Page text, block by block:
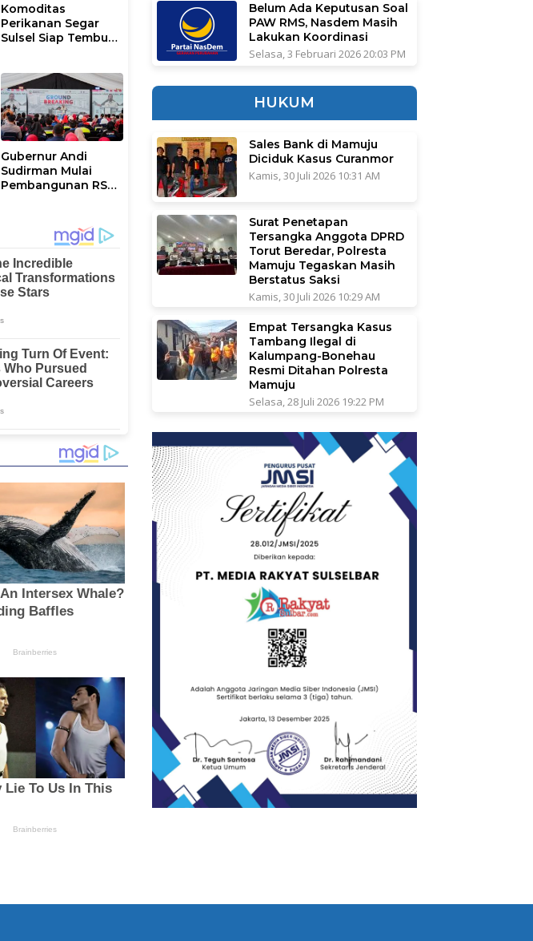
Komoditas
Perikanan Segar
Sulsel Siap Tembus
Sesuai Standar
Ekspor
Gubernur Andi
Sudirman Mulai
Pembangunan RS
Target Rampung
Belum Ada Keputusan Soal
PAW RMS, Nasdem Masih
Lakukan Koordinasi
Selasa, 3 Februari 2026 20:03 PM
HUKUM
Sales Bank di Mamuju
Diciduk Kasus Curanmor
Kamis, 30 Juli 2026 10:31 AM
Surat Penetapan
Tersangka Anggota DPRD
Torut Beredar, Polresta
Mamuju Tegaskan Masih
Berstatus Saksi
Kamis, 30 Juli 2026 10:29 AM
Empat Tersangka Kasus
Tambang Ilegal di
Kalumpang-Bonehau
Resmi Ditahan Polresta
Mamuju
Selasa, 28 Juli 2026 19:22 PM